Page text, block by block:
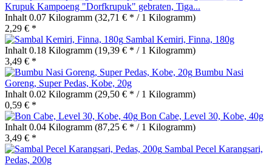
Krupuk Kampoeng "Dorfkrupuk" gebraten, Tiga...
Inhalt 0.07 Kilogramm (32,71 € * / 1 Kilogramm)
2,29 € *
Sambal Kemiri, Finna, 180g
Inhalt 0.18 Kilogramm (19,39 € * / 1 Kilogramm)
3,49 € *
Bumbu Nasi
Goreng, Super Pedas, Kobe, 20g
Inhalt 0.02 Kilogramm (29,50 € * / 1 Kilogramm)
0,59 € *
Bon Cabe, Level 30, Kobe, 40g
Inhalt 0.04 Kilogramm (87,25 € * / 1 Kilogramm)
3,49 € *
Sambal Pecel Karangsari,
Pedas, 200g